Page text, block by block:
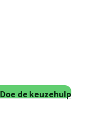
Doe de keuzehulp